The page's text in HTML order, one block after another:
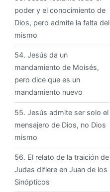
poder y el conocimiento de
Dios, pero admite la falta del
mismo
54. Jesús da un
mandamiento de Moisés,
pero dice que es un
mandamiento nuevo
55. Jesús admite ser solo el
mensajero de Dios, no Dios
mismo
56. El relato de la traición de
Judas difiere en Juan de los
Sinópticos